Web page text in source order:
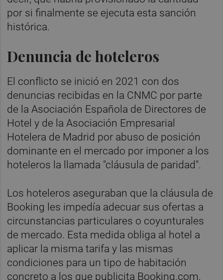
por si finalmente se ejecuta esta sanción
histórica.
Denuncia de hoteleros
El conflicto se inició en 2021 con dos
denuncias recibidas en la CNMC por parte
de la Asociación Española de Directores de
Hotel y de la Asociación Empresarial
Hotelera de Madrid por abuso de posición
dominante en el mercado por imponer a los
hoteleros la llamada "cláusula de paridad".
Los hoteleros aseguraban que la cláusula de
Booking les impedía adecuar sus ofertas a
circunstancias particulares o coyunturales
de mercado. Esta medida obliga al hotel a
aplicar la misma tarifa y las mismas
condiciones para un tipo de habitación
concreto a los que publicita Booking.com,